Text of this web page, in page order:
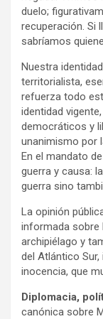
duelo;
recuperación. Si
sabríamos
Nuestra
territorialista,
refuerza todo
identidad
democráticos y
unanimismo por
En el mandato
guerra y causa:
guerra sino
La opinión
informada sobre
archipiélago y
del Atlántico
inocencia, que
Diplomacia,
canónica sobre